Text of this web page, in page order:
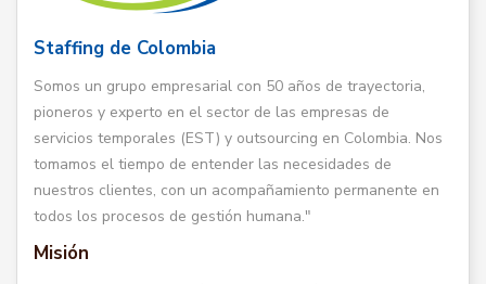
Staffing de Colombia
Somos un grupo empresarial con 50 años de trayectoria,
pioneros y experto en el sector de las empresas de
servicios temporales (EST) y outsourcing en Colombia. Nos
tomamos el tiempo de entender las necesidades de
nuestros clientes, con un acompañamiento permanente en
todos los procesos de gestión humana."
Misión